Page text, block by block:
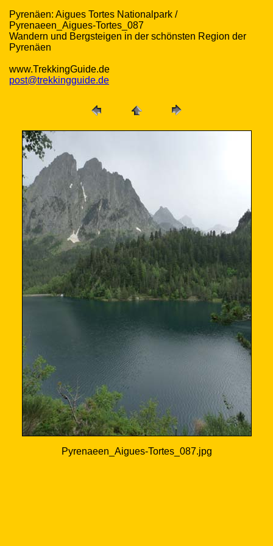
Pyrenäen: Aigues Tortes Nationalpark /
Pyrenaeen_Aigues-Tortes_087
Wandern und Bergsteigen in der schönsten Region der
Pyrenäen
www.TrekkingGuide.de
post@trekkingguide.de
Pyrenaeen_Aigues-Tortes_087.jpg